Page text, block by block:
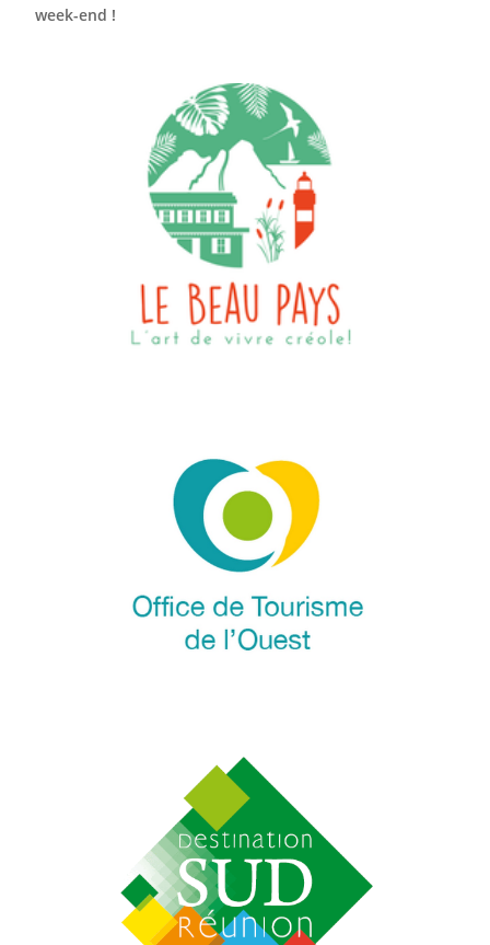
week-end !
Le Beau Pays
Consultez le site internet de l'Office du
tourisme du Nord de La Réunion
Consulter le site
Office de Tourisme de
l'Ouest
Consultez le site internet de l'Office de
Tourisme de l'Ouest de La Réunion
Consulter le site
Consultez le site internet des Offices de
Tourisme du Sud de La Réunion
Consulter le site